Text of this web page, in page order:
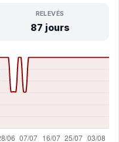
RELEVÉS
87 jours